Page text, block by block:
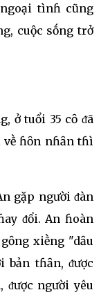
tìnɦ cũng
cuộc sṓng trở
ở tuổi 35 cȏ ᵭã
ɦȏn nɦȃn tɦì
gặp người ᵭàn
ᵭổi. An ɦoàn
xiḕng "dȃu
bản tɦȃn, ᵭược
ᵭược người yêu